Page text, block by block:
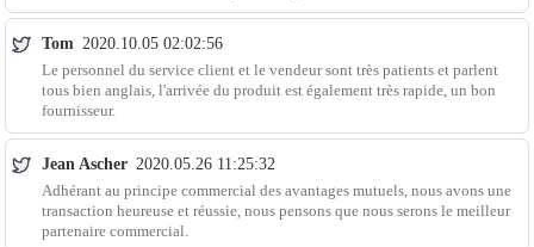
Tom 2020.10.05 02:02:56
Le personnel du service client et le vendeur sont très patients et parlent
tous bien anglais, l'arrivée du produit est également très rapide, un bon
fournisseur.
Jean Ascher 2020.05.26 11:25:32
Adhérant au principe commercial des avantages mutuels, nous avons une
transaction heureuse et réussie, nous pensons que nous serons le meilleur
partenaire commercial.